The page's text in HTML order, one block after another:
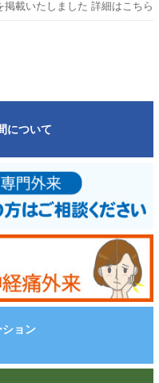
掲載いたしました 詳細はこちら
について
ョン